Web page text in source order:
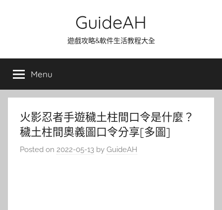
GuideAH
遊戲攻略&軟件生活教程大全
Menu
火影忍者手遊穢土柱間口令是什麼？
穢土柱間奧義圖口令分享[多圖]
Posted on 2022-05-13 by GuideAH